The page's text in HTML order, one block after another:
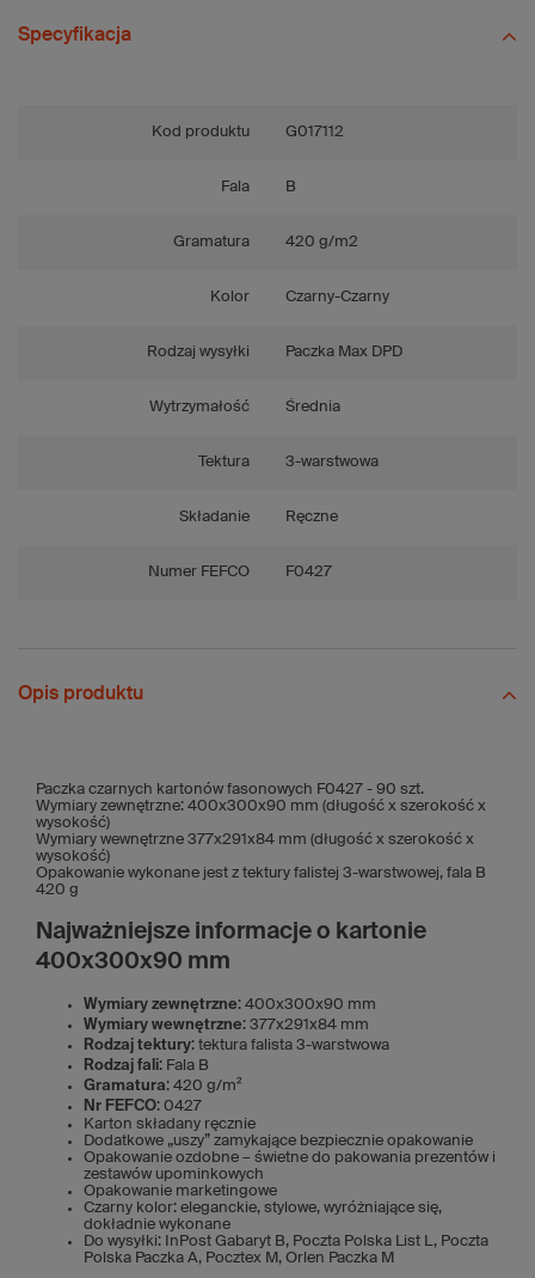
Specyfikacja
Kod produktu G017112
Fala B
Gramatura 420 g/m2
Kolor Czarny-Czarny
Rodzaj wysyłki Paczka Max DPD
Wytrzymałość Średnia
Tektura 3-warstwowa
Składanie Ręczne
Numer FEFCO F0427
Opis produktu
Paczka czarnych kartonów fasonowych F0427 - 90 szt.
Wymiary zewnętrzne: 400x300x90 mm (długość x szerokość x
wysokość)
Wymiary wewnętrzne 377x291x84 mm (długość x szerokość x
wysokość)
Opakowanie wykonane jest z tektury falistej 3-warstwowej, fala B
420 g
Najważniejsze informacje o kartonie
400x300x90 mm
Wymiary zewnętrzne: 400x300x90 mm
Wymiary wewnętrzne: 377x291x84 mm
Rodzaj tektury: tektura falista 3-warstwowa
Rodzaj fali: Fala B
Gramatura: 420 g/m²
Nr FEFCO: 0427
Karton składany ręcznie
Dodatkowe „uszy” zamykające bezpiecznie opakowanie
Opakowanie ozdobne – świetne do pakowania prezentów i
zestawów upominkowych
Opakowanie marketingowe
Czarny kolor: eleganckie, stylowe, wyróżniające się,
dokładnie wykonane
Do wysyłki: InPost Gabaryt B, Poczta Polska List L, Poczta
Polska Paczka A, Pocztex M, Orlen Paczka M